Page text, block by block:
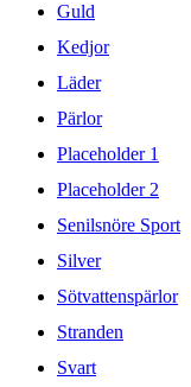
Guld
Kedjor
Läder
Pärlor
Placeholder 1
Placeholder 2
Senilsnöre Sport
Silver
Sötvattenspärlor
Stranden
Svart